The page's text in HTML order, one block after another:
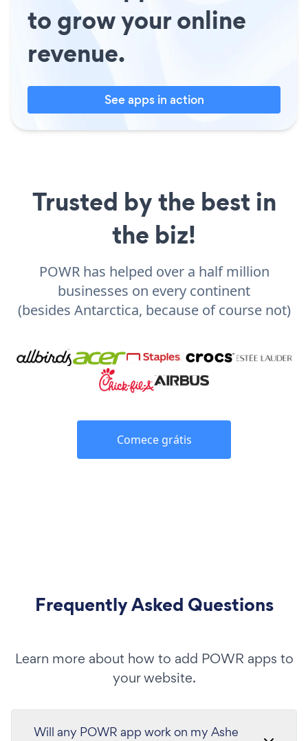
to grow your online
revenue.
See apps in action
Trusted by the best in
the biz!
POWR has helped over a half million
businesses on every continent
(besides Antarctica, because of course not)
Comece grátis
Frequently Asked Questions
Learn more about how to add POWR apps to
your website.
Will any POWR app work on my Ashe